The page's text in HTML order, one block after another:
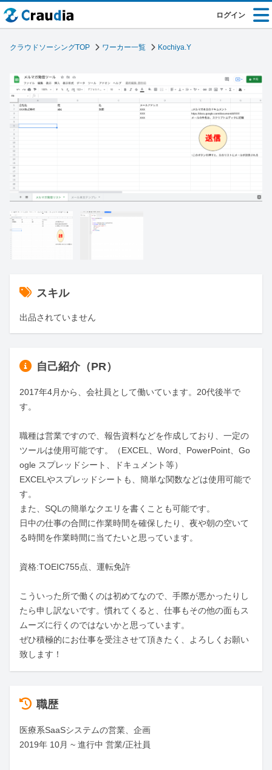
ログイン
クラウドソーシングTOP ワーカー一覧 Kochiya.Y
スキル
出品されていません
自己紹介（PR）
2017年4月から、会社員として働いています。20代後半で
す。
職種は営業ですので、報告資料などを作成しており、一定の
ツールは使用可能です。（EXCEL、Word、PowerPoint、Go
ogle スプレッドシート、ドキュメント等）
EXCELやスプレッドシートも、簡単な関数などは使用可能で
す。
また、SQLの簡単なクエリを書くことも可能です。
日中の仕事の合間に作業時間を確保したり、夜や朝の空いて
る時間を作業時間に当てたいと思っています。
資格:TOEIC755点、運転免許
こういった所で働くのは初めてなので、手際が悪かったりし
たら申し訳ないです。慣れてくると、仕事もその他の面もス
ムーズに行くのではないかと思っています。
ぜひ積極的にお仕事を受注させて頂きたく、よろしくお願い
致します！
職歴
医療系SaaSシステムの営業、企画
2019年 10月 ~ 進行中 営業/正社員